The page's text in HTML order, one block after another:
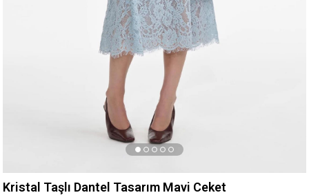
Kristal Taşlı Dantel Tasarım Mavi Ceket